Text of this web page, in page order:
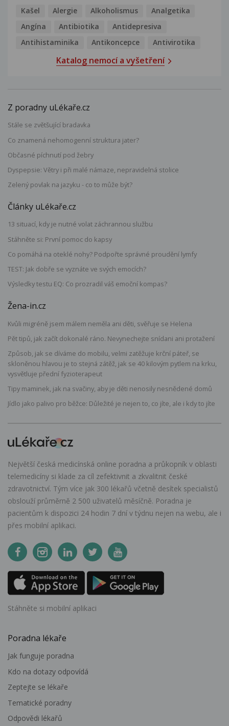
Kašel Alergie Alkoholismus
Analgetika
Angína
Antibiotika
Antidepresiva
Antihistaminika
Antikoncepce Antivirotika
Katalog nemocí a vyšetření
Z poradny uLékaře.cz
Stále se zvětšující bradavka
Co znamená nehomogenní struktura jater?
Občasné píchnutí pod žebry
Dyspepsie: Větry i při malé námaze, nepravidelná stolice
Zelený povlak na jazyku - co to může být?
Články uLékaře.cz
13 situací, kdy je nutné volat záchrannou službu
Stáhněte si: První pomoc do kapsy
Co pomáhá na oteklé nohy? Podpořte správné proudění lymfy
TEST: Jak dobře se vyznáte ve svých emocích?
Výsledky testu EQ: Co prozradil váš emoční kompas?
Žena-in.cz
Kvůli migréně jsem málem neměla ani děti, svěřuje se Helena
Pět tipů, jak začít dokonalé ráno. Nevynechejte snídani ani protažení
Způsob, jak se díváme do mobilu, velmi zatěžuje krční páteř, se
skloněnou hlavou je to stejná zátěž, jak se 40 kilovým pytlem na krku,
vysvětluje přední fyzioterapeut
Tipy maminek, jak na svačiny, aby je děti nenosily nesnědené domů
Jídlo jako palivo pro běžce: Důležité je nejen to, co jíte, ale i kdy to jíte
Největší česká medicínská online poradna a průkopník v oblasti
telemedicíny si klade za cíl zefektivnit a zkvalitnit české
zdravotnictví. Tým více jak 300 lékařů včetně desítek specialistů
obslouží průměrně 2 500 uživatelů měsíčně. Poradna je
pacientům k dispozici 24 hodin 7 dní v týdnu nejen na webu, ale i
přes mobilní aplikaci.
Stáhněte si mobilní aplikaci
Poradna lékaře
Jak funguje poradna
Kdo na dotazy odpovídá
Zeptejte se lékaře
Tematické poradny
Odpovědi lékařů